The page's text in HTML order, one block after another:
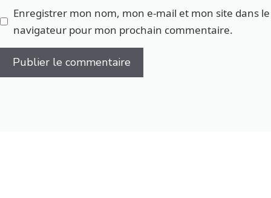
Enregistrer mon nom, mon e-mail et mon site dans le
navigateur pour mon prochain commentaire.